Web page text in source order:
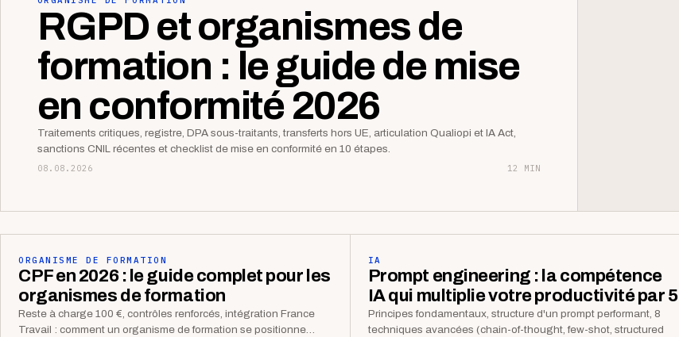
RGPD et organismes de
formation : le guide de mise
en conformité 2026
Traitements critiques, registre, DPA sous-traitants, transferts hors UE, articulation Qualiopi et IA Act,
sanctions CNIL récentes et checklist de mise en conformité en 10 étapes.
08.08.2026 12 MIN
ORGANISME DE FORMATION
CPF en 2026 : le guide complet pour les
organismes de formation
Reste à charge 100 €, contrôles renforcés, intégration France
Travail : comment un organisme de formation se positionne…
IA
Prompt engineering : la compétence
IA qui multiplie votre productivité par 5
Principes fondamentaux, structure d'un prompt performant, 8
techniques avancées (chain-of-thought, few-shot, structured